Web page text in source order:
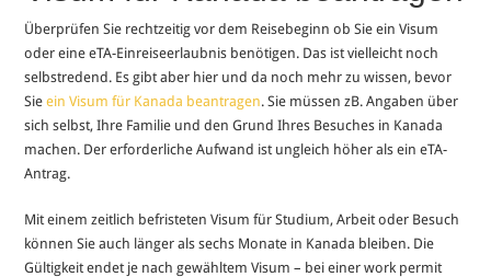
Überprüfen Sie rechtzeitig vor dem Reisebeginn ob Sie ein Visum
oder eine eTA-Einreiseerlaubnis benötigen. Das ist vielleicht noch
selbstredend. Es gibt aber hier und da noch mehr zu wissen, bevor
Sieein Visum für Kanada beantragen. Sie müssen zB. Angaben über
sich selbst, Ihre Familie und den Grund Ihres Besuches in Kanada
machen. Der erforderliche Aufwand ist ungleich höher als ein eTA-
Antrag.
Mit einem zeitlich befristeten Visum für Studium, Arbeit oder Besuch
können Sie auch länger als sechs Monate in Kanada bleiben. Die
Gültigkeit endet je nach gewähltem Visum – bei einer work permit